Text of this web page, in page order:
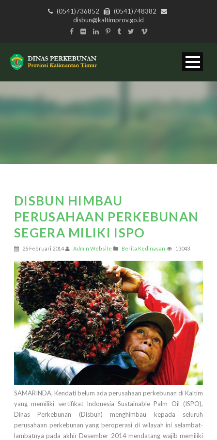
(0541)736852
(0541)748382
disbun@kaltimprov.go.id
DISBUN HIMBAU
PERUSAHAAN PERKEBUNAN
SEGERA MILIKI ISPO
25 Februari 2014 Admin Website Berita Kedinasan 13043
SAMARINDA, Kendati belum ada perusahaan perkebunan di Kaltim
yang memiliki sertifikat Indonesia Sustainable Palm Oil (ISPO),
Dinas Perkebunan (Disbun) menghimbau kepada seluruh
perusahaan perkebunan yang beroperasi di wilayah ini selambat-
lambatnya pada akhir Desember 2014 mendatang wajib memiliki